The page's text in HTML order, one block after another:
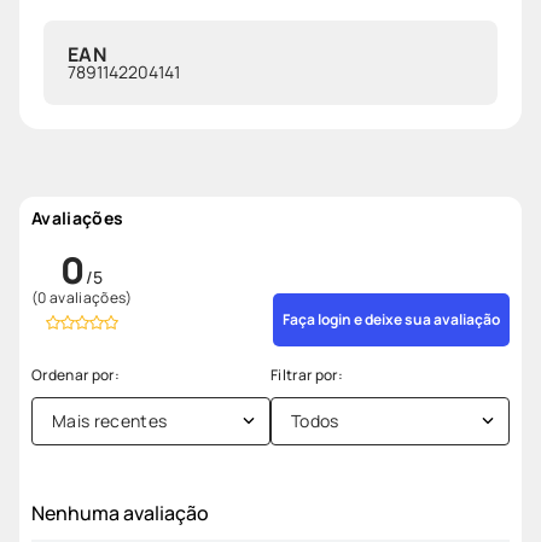
EAN
7891142204141
Avaliações
0
(0 avaliações)
Faça login e deixe sua avaliação
Mais recentes Todos
Nenhuma avaliação